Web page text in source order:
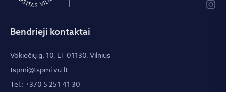
Bendrieji kontaktai
Vokiečių g. 10, LT-01130, Vilnius
tspmi@tspmi.vu.lt
Tel.: +370 5 251 41 30